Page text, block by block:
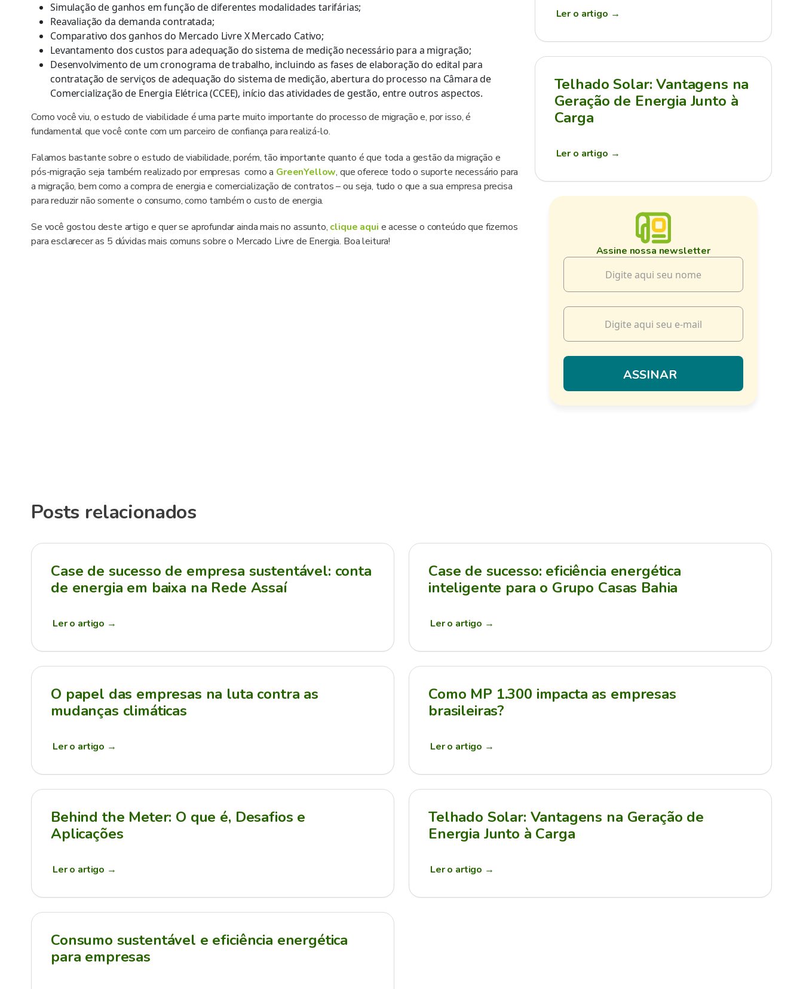
Simulação de ganhos em função de diferentes modalidades tarifárias;
Reavaliação da demanda contratada;
Comparativo dos ganhos do Mercado Livre X Mercado Cativo;
Levantamento dos custos para adequação do sistema de medição necessário para a migração;
Desenvolvimento de um cronograma de trabalho, incluindo as fases de elaboração do edital para
contratação de serviços de adequação do sistema de medição, abertura do processo na Câmara de
Comercialização de Energia Elétrica (CCEE), início das atividades de gestão, entre outros aspectos.
Como você viu, o estudo de viabilidade é uma parte muito importante do processo de migração e, por isso, é
fundamental que você conte com um parceiro de confiança para realizá-lo.
Falamos bastante sobre o estudo de viabilidade, porém, tão importante quanto é que toda a gestão da migração e
pós-migração seja também realizado por empresas como a GreenYellow, que oferece todo o suporte necessário para
a migração, bem como a compra de energia e comercialização de contratos – ou seja, tudo o que a sua empresa precisa
para reduzir não somente o consumo, como também o custo de energia.
Se você gostou deste artigo e quer se aprofundar ainda mais no assunto, clique aqui e acesse o conteúdo que fizemos
para esclarecer as 5 dúvidas mais comuns sobre o Mercado Livre de Energia. Boa leitura!
Ler o artigo →
Telhado Solar: Vantagens na
Geração de Energia Junto à
Carga
Ler o artigo →
Assine nossa newsletter
Posts relacionados
Case de sucesso de empresa sustentável: conta
de energia em baixa na Rede Assaí
Ler o artigo →
Case de sucesso: eficiência energética
inteligente para o Grupo Casas Bahia
Ler o artigo →
O papel das empresas na luta contra as
mudanças climáticas
Ler o artigo →
Como MP 1.300 impacta as empresas
brasileiras?
Ler o artigo →
Behind the Meter: O que é, Desafios e
Aplicações
Ler o artigo →
Telhado Solar: Vantagens na Geração de
Energia Junto à Carga
Ler o artigo →
Consumo sustentável e eficiência energética
para empresas